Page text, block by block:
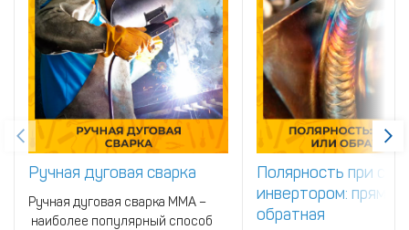
Ручная дуговая сварка
Ручная дуговая сварка MMA –
наиболее популярный способ
Полярность при
инвертором: прямая
обратная